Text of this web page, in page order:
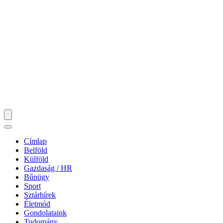
Címlap
Belföld
Külföld
Gazdaság / HR
Bűnügy
Sport
Sztárhírek
Életmód
Gondolataink